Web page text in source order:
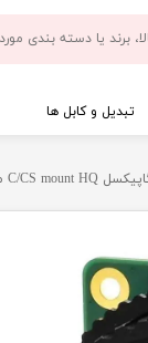
تبدیل و کابل ها